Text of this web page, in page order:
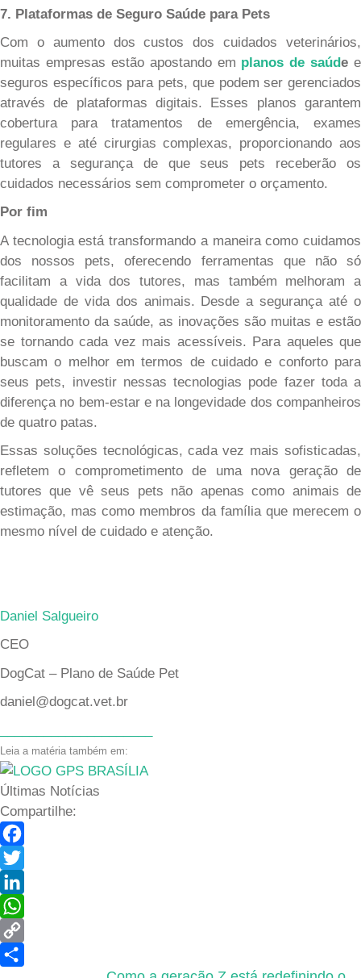
7. Plataformas de Seguro Saúde para Pets
Com o aumento dos custos dos cuidados veterinários,
muitas empresas estão apostando em planos de saúde e
seguros específicos para pets, que podem ser gerenciados
através de plataformas digitais. Esses planos garantem
cobertura para tratamentos de emergência, exames
regulares e até cirurgias complexas, proporcionando aos
tutores a segurança de que seus pets receberão os
cuidados necessários sem comprometer o orçamento.
Por fim
A tecnologia está transformando a maneira como cuidamos
dos nossos pets, oferecendo ferramentas que não só
facilitam a vida dos tutores, mas também melhoram a
qualidade de vida dos animais. Desde a segurança até o
monitoramento da saúde, as inovações são muitas e estão
se tornando cada vez mais acessíveis. Para aqueles que
buscam o melhor em termos de cuidado e conforto para
seus pets, investir nessas tecnologias pode fazer toda a
diferença no bem-estar e na longevidade dos companheiros
de quatro patas.
Essas soluções tecnológicas, cada vez mais sofisticadas,
refletem o comprometimento de uma nova geração de
tutores que vê seus pets não apenas como animais de
estimação, mas como membros da família que merecem o
mesmo nível de cuidado e atenção.
Daniel Salgueiro
CEO
DogCat – Plano de Saúde Pet
daniel@dogcat.vet.br
Leia a matéria também em:
Últimas Notícias
Compartilhe:
Facebook
Twitter
LinkedIn
WhatsApp
Copy